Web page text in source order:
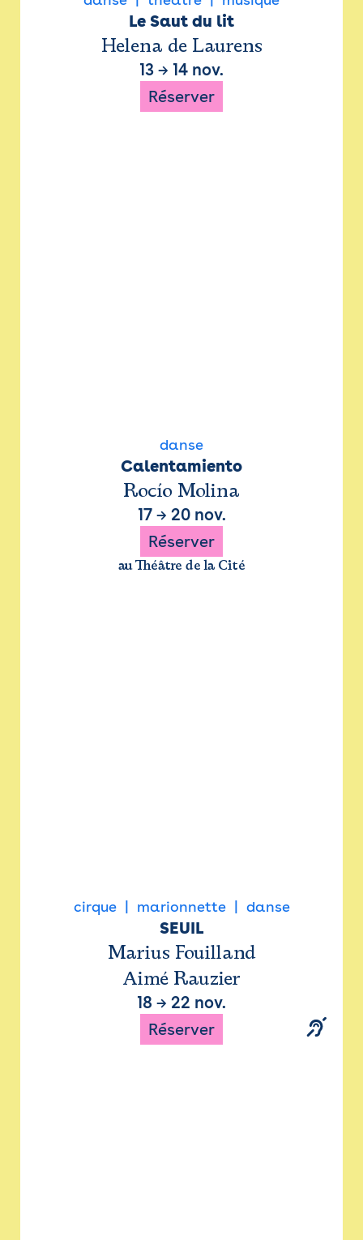
Le Saut du lit
Helena de Laurens
13 → 14 nov.
Réserver
danse
Calentamiento
Rocío Molina
17→ 20 nov.
Réserver
au Théâtre de la Cité
cirque marionnette danse
SEUIL
Marius Fouilland
Aimé Rauzier
18 → 22 nov.
Réserver